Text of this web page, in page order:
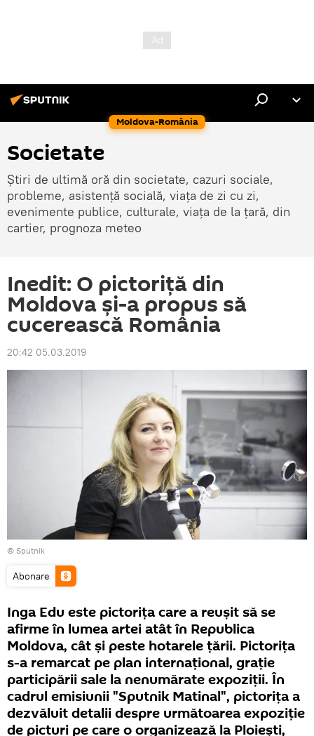
Moldova-România
Societate
Știri de ultimă oră din societate, cazuri sociale,
probleme, asistență socială, viața de zi cu zi,
evenimente publice, culturale, viața de la țară, din
cartier, prognoza meteo
Inedit: O pictoriță din
Moldova și-a propus să
cucerească România
20:42 05.03.2019
© Sputnik
Abonare
Inga Edu este pictorița care a reușit să se
afirme în lumea artei atât în Republica
Moldova, cât și peste hotarele țării. Pictorița
s-a remarcat pe plan internațional, grație
participării sale la nenumărate expoziții. În
cadrul emisiunii "Sputnik Matinal", pictorița a
dezvăluit detalii despre următoarea expoziție
de picturi pe care o organizează la Ploiești,